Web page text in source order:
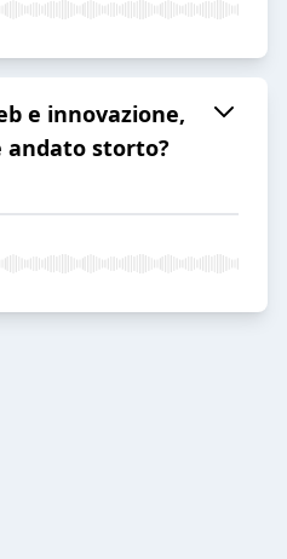
e innovazione,
andato storto?